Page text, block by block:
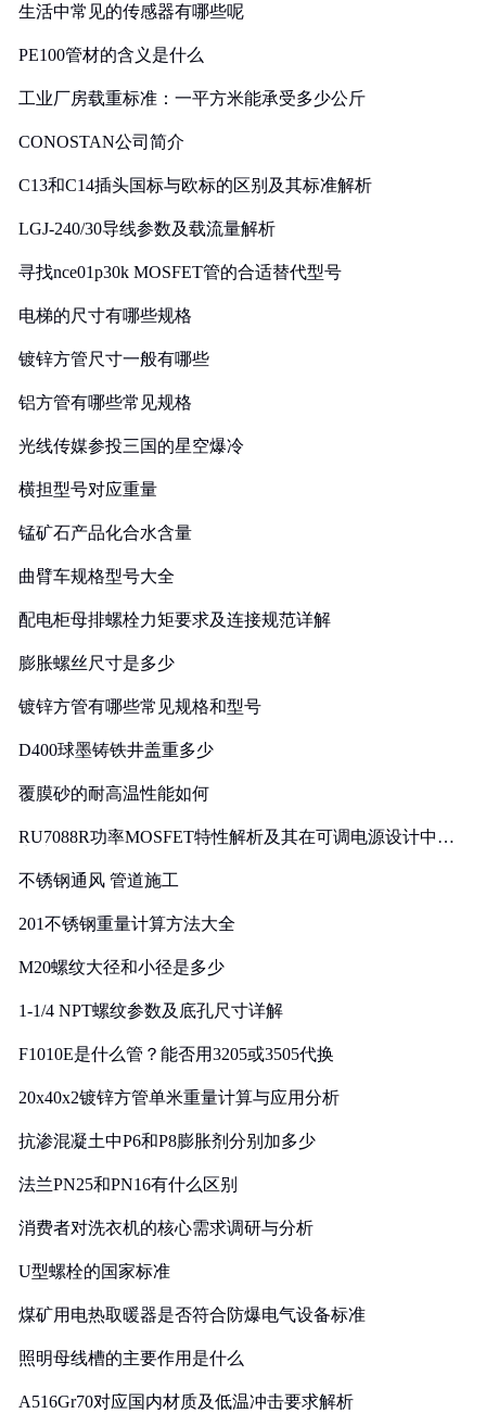
生活中常见的传感器有哪些呢
PE100管材的含义是什么
工业厂房载重标准：一平方米能承受多少公斤
CONOSTAN公司简介
C13和C14插头国标与欧标的区别及其标准解析
LGJ-240/30导线参数及载流量解析
寻找nce01p30k MOSFET管的合适替代型号
电梯的尺寸有哪些规格
镀锌方管尺寸一般有哪些
铝方管有哪些常见规格
光线传媒参投三国的星空爆冷
横担型号对应重量
锰矿石产品化合水含量
曲臂车规格型号大全
配电柜母排螺栓力矩要求及连接规范详解
膨胀螺丝尺寸是多少
镀锌方管有哪些常见规格和型号
D400球墨铸铁井盖重多少
覆膜砂的耐高温性能如何
RU7088R功率MOSFET特性解析及其在可调电源设计中的
不锈钢通风 管道施工
201不锈钢重量计算方法大全
M20螺纹大径和小径是多少
1-1/4 NPT螺纹参数及底孔尺寸详解
F1010E是什么管？能否用3205或3505代换
20x40x2镀锌方管单米重量计算与应用分析
抗渗混凝土中P6和P8膨胀剂分别加多少
法兰PN25和PN16有什么区别
消费者对洗衣机的核心需求调研与分析
U型螺栓的国家标准
煤矿用电热取暖器是否符合防爆电气设备标准
照明母线槽的主要作用是什么
A516Gr70对应国内材质及低温冲击要求解析